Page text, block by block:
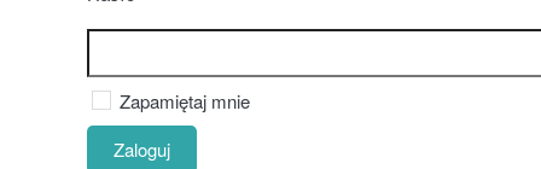
Zapamiętaj mnie
Zaloguj